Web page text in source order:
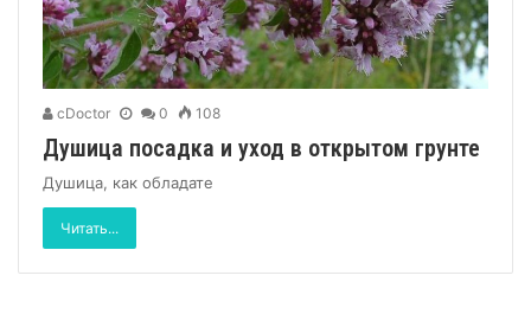
cDoctor 0 108
Душица посадка и уход в открытом грунте
Душица, как обладате
Читать...